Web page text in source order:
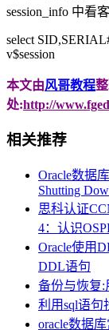
session_info 中看
select
v$session
本文由风哥教程
处:http://
相关推荐
Oracle数据
Shutting
思科认证
4：认识
Oracle使用
DDL语句
备份与恢复:
利用sql语句
oracle数据